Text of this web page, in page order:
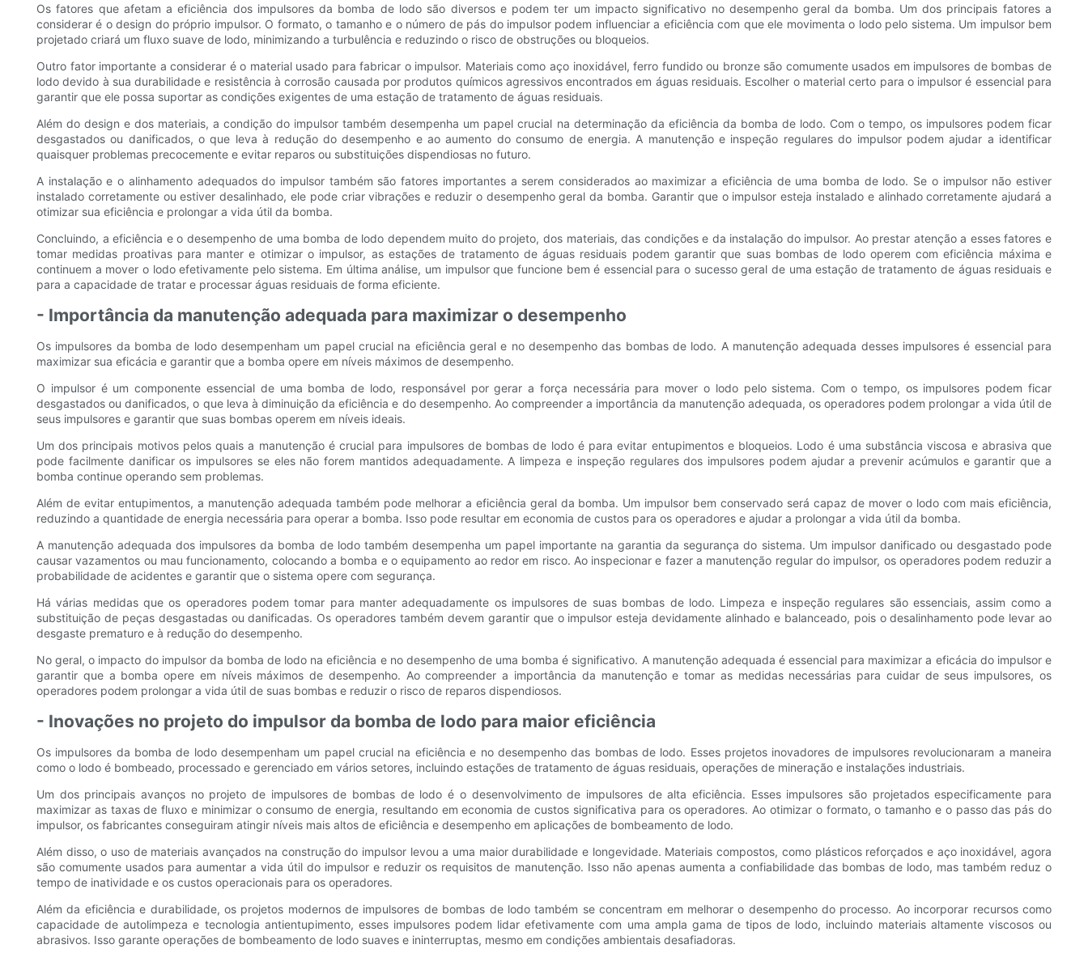
Os fatores que afetam a eficiência dos impulsores da bomba de lodo são diversos e podem ter um impacto significativo no desempenho geral da bomba. Um dos principais fatores a
considerar é o design do próprio impulsor. O formato, o tamanho e o número de pás do impulsor podem influenciar a eficiência com que ele movimenta o lodo pelo sistema. Um impulsor bem
projetado criará um fluxo suave de lodo, minimizando a turbulência e reduzindo o risco de obstruções ou bloqueios.
Outro fator importante a considerar é o material usado para fabricar o impulsor. Materiais como aço inoxidável, ferro fundido ou bronze são comumente usados em impulsores de bombas de
lodo devido à sua durabilidade e resistência à corrosão causada por produtos químicos agressivos encontrados em águas residuais. Escolher o material certo para o impulsor é essencial para
garantir que ele possa suportar as condições exigentes de uma estação de tratamento de águas residuais.
Além do design e dos materiais, a condição do impulsor também desempenha um papel crucial na determinação da eficiência da bomba de lodo. Com o tempo, os impulsores podem ficar
desgastados ou danificados, o que leva à redução do desempenho e ao aumento do consumo de energia. A manutenção e inspeção regulares do impulsor podem ajudar a identificar
quaisquer problemas precocemente e evitar reparos ou substituições dispendiosas no futuro.
A instalação e o alinhamento adequados do impulsor também são fatores importantes a serem considerados ao maximizar a eficiência de uma bomba de lodo. Se o impulsor não estiver
instalado corretamente ou estiver desalinhado, ele pode criar vibrações e reduzir o desempenho geral da bomba. Garantir que o impulsor esteja instalado e alinhado corretamente ajudará a
otimizar sua eficiência e prolongar a vida útil da bomba.
Concluindo, a eficiência e o desempenho de uma bomba de lodo dependem muito do projeto, dos materiais, das condições e da instalação do impulsor. Ao prestar atenção a esses fatores e
tomar medidas proativas para manter e otimizar o impulsor, as estações de tratamento de águas residuais podem garantir que suas bombas de lodo operem com eficiência máxima e
continuem a mover o lodo efetivamente pelo sistema. Em última análise, um impulsor que funcione bem é essencial para o sucesso geral de uma estação de tratamento de águas residuais e
para a capacidade de tratar e processar águas residuais de forma eficiente.
- Importância da manutenção adequada para maximizar o desempenho
Os impulsores da bomba de lodo desempenham um papel crucial na eficiência geral e no desempenho das bombas de lodo. A manutenção adequada desses impulsores é essencial para
maximizar sua eficácia e garantir que a bomba opere em níveis máximos de desempenho.
O impulsor é um componente essencial de uma bomba de lodo, responsável por gerar a força necessária para mover o lodo pelo sistema. Com o tempo, os impulsores podem ficar
desgastados ou danificados, o que leva à diminuição da eficiência e do desempenho. Ao compreender a importância da manutenção adequada, os operadores podem prolongar a vida útil de
seus impulsores e garantir que suas bombas operem em níveis ideais.
Um dos principais motivos pelos quais a manutenção é crucial para impulsores de bombas de lodo é para evitar entupimentos e bloqueios. Lodo é uma substância viscosa e abrasiva que
pode facilmente danificar os impulsores se eles não forem mantidos adequadamente. A limpeza e inspeção regulares dos impulsores podem ajudar a prevenir acúmulos e garantir que a
bomba continue operando sem problemas.
Além de evitar entupimentos, a manutenção adequada também pode melhorar a eficiência geral da bomba. Um impulsor bem conservado será capaz de mover o lodo com mais eficiência,
reduzindo a quantidade de energia necessária para operar a bomba. Isso pode resultar em economia de custos para os operadores e ajudar a prolongar a vida útil da bomba.
A manutenção adequada dos impulsores da bomba de lodo também desempenha um papel importante na garantia da segurança do sistema. Um impulsor danificado ou desgastado pode
causar vazamentos ou mau funcionamento, colocando a bomba e o equipamento ao redor em risco. Ao inspecionar e fazer a manutenção regular do impulsor, os operadores podem reduzir a
probabilidade de acidentes e garantir que o sistema opere com segurança.
Há várias medidas que os operadores podem tomar para manter adequadamente os impulsores de suas bombas de lodo. Limpeza e inspeção regulares são essenciais, assim como a
substituição de peças desgastadas ou danificadas. Os operadores também devem garantir que o impulsor esteja devidamente alinhado e balanceado, pois o desalinhamento pode levar ao
desgaste prematuro e à redução do desempenho.
No geral, o impacto do impulsor da bomba de lodo na eficiência e no desempenho de uma bomba é significativo. A manutenção adequada é essencial para maximizar a eficácia do impulsor e
garantir que a bomba opere em níveis máximos de desempenho. Ao compreender a importância da manutenção e tomar as medidas necessárias para cuidar de seus impulsores, os
operadores podem prolongar a vida útil de suas bombas e reduzir o risco de reparos dispendiosos.
- Inovações no projeto do impulsor da bomba de lodo para maior eficiência
Os impulsores da bomba de lodo desempenham um papel crucial na eficiência e no desempenho das bombas de lodo. Esses projetos inovadores de impulsores revolucionaram a maneira
como o lodo é bombeado, processado e gerenciado em vários setores, incluindo estações de tratamento de águas residuais, operações de mineração e instalações industriais.
Um dos principais avanços no projeto de impulsores de bombas de lodo é o desenvolvimento de impulsores de alta eficiência. Esses impulsores são projetados especificamente para
maximizar as taxas de fluxo e minimizar o consumo de energia, resultando em economia de custos significativa para os operadores. Ao otimizar o formato, o tamanho e o passo das pás do
impulsor, os fabricantes conseguiram atingir níveis mais altos de eficiência e desempenho em aplicações de bombeamento de lodo.
Além disso, o uso de materiais avançados na construção do impulsor levou a uma maior durabilidade e longevidade. Materiais compostos, como plásticos reforçados e aço inoxidável, agora
são comumente usados para aumentar a vida útil do impulsor e reduzir os requisitos de manutenção. Isso não apenas aumenta a confiabilidade das bombas de lodo, mas também reduz o
tempo de inatividade e os custos operacionais para os operadores.
Além da eficiência e durabilidade, os projetos modernos de impulsores de bombas de lodo também se concentram em melhorar o desempenho do processo. Ao incorporar recursos como
capacidade de autolimpeza e tecnologia antientupimento, esses impulsores podem lidar efetivamente com uma ampla gama de tipos de lodo, incluindo materiais altamente viscosos ou
abrasivos. Isso garante operações de bombeamento de lodo suaves e ininterruptas, mesmo em condições ambientais desafiadoras.